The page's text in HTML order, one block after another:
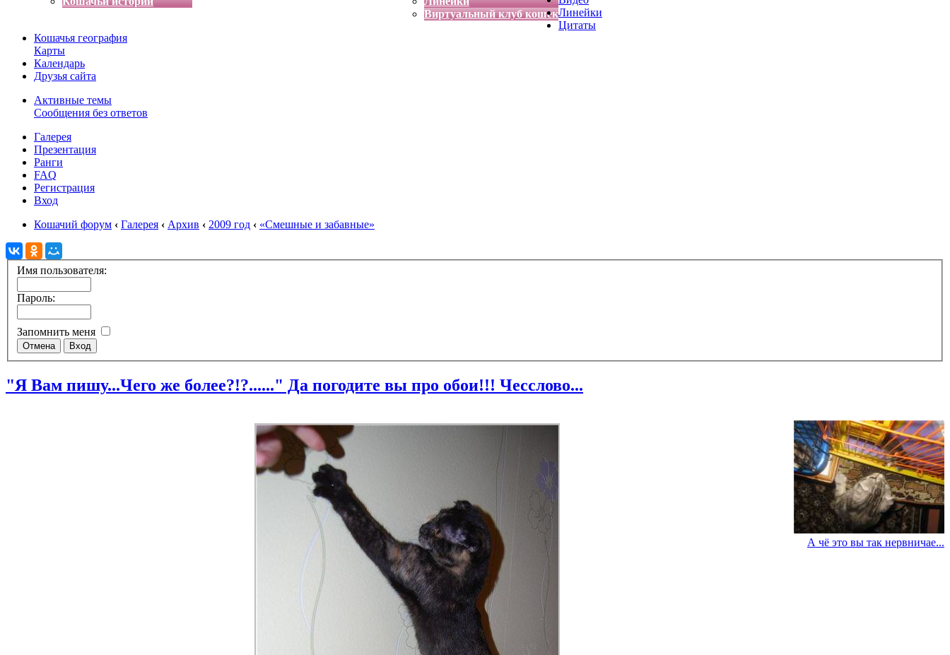
Виртуальный клуб кошекЛинейки
Цитаты
Кошачья география
Карты
Календарь
Друзья сайта
Активные темы
Сообщения без ответов
Галерея
Презентация
Ранги
FAQ
Регистрация
Вход
Кошачий форум ‹ Галерея ‹ Архив ‹ 2009 год ‹ «Смешные и забавные»
Имя пользователя:
Пароль:
Запомнить меня
"Я Вам пишу...Чего же более?!?......" Да погодите вы про обои!!! Чесслово...
А чё это вы так нервничае...